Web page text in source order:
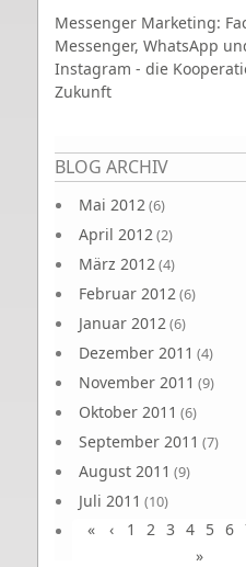
Messenger Marketing:
Messenger, WhatsApp
Instagram - die
Zukunft
BLOG ARCHIV
Mai 2012(6)
April 2012(2)
März 2012(4)
Februar 2012(6)
Januar 2012(6)
Dezember 2011 (4)
November 2011 (9)
Oktober 2011 (6)
September 2011 (7)
August 2011 (9)
Juli 2011 (10)
Juni 2011(9)
Seiten
« ‹ 1 2 3 4 5 6
»